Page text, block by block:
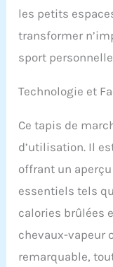
les petits
transformer
sport
Technologie et
Ce tapis de
d’utilisation. Il
offrant un
essentiels tels
calories brûlées
chevaux-vapeur
remarquable,